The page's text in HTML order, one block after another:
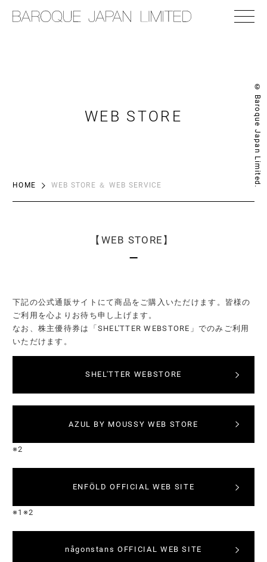
WEB STORE © Baroque Japan Limited.
HOME WEB STORE ＆ WEB SERVICE
【WEB STORE】
下記の公式通販サイトにて商品をご購入いただけます。皆様の
ご利用を心よりお待ち申し上げます。
なお、株主優待券は「SHEL'TTER WEBSTORE」でのみご利用
いただけます。
SHEL'TTER WEBSTORE
AZUL BY MOUSSY WEB STORE
※2
ENFÖLD OFFICIAL WEB SITE
※1※2
någonstans OFFICIAL WEB SITE